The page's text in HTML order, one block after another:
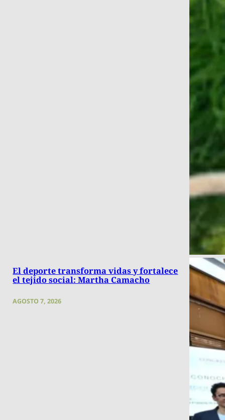
El deporte transforma vidas y fortalece
el tejido social: Martha Camacho
AGOSTO 7, 2026